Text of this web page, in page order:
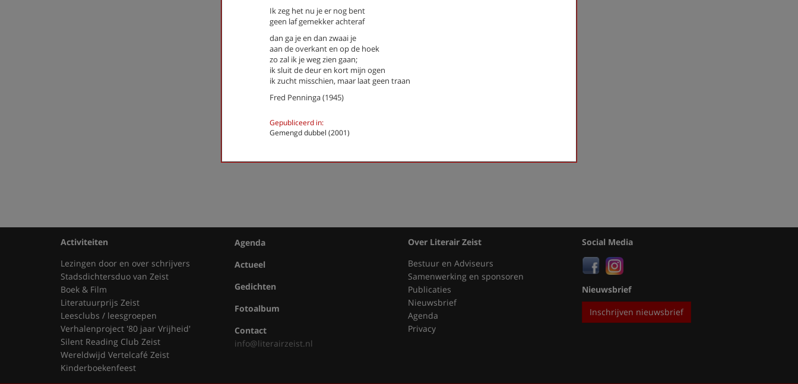
Penninga, FredIk zeg het nu je er nog bent
geen laf gemekker achteraf
dan ga je en dan zwaai je
aan de overkant en op de hoek
zo zal ik je weg zien gaan;
ik sluit de deur en kort mijn ogen
ik zucht misschien, maar laat geen traan
Fred Penninga (1945)
Gepubliceerd in:
Gemengd dubbel (2001)
Activiteiten
Lezingen door en over schrijvers
Stadsdichtersduo van Zeist
Boek & Film
Literatuurprijs Zeist
Leesclubs / leesgroepen
Verhalenproject '80 jaar Vrijheid'
Silent Reading Club Zeist
Wereldwijd Vertelcafé Zeist
Kinderboekenfeest
Agenda
Actueel
Gedichten
Fotoalbum
Contact
info@literairzeist.nl
Over Literair Zeist
Bestuur en Adviseurs
Samenwerking en sponsoren
Publicaties
Nieuwsbrief
Agenda
Privacy
Social Media
Nieuwsbrief
Inschrijven nieuwsbrief